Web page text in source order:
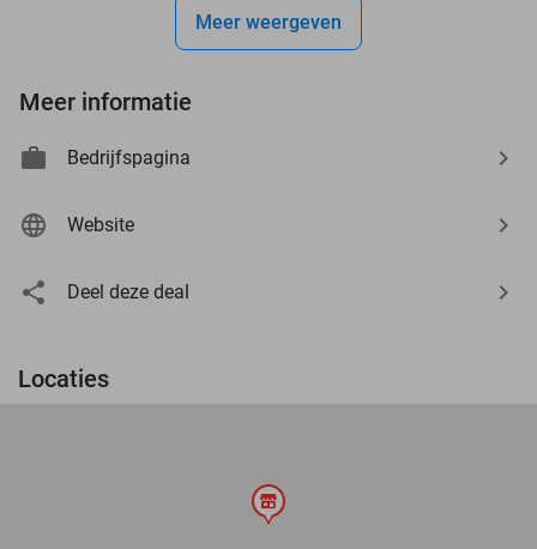
Meer weergeven
Meer informatie
Bedrijfspagina
Website
Deel deze deal
Locaties
store